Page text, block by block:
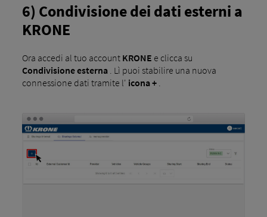
6) Condivisione dei dati esterni a
KRONE
Ora accedi al tuo account KRONE e clicca su
Condivisione esterna. Lì puoi stabilire una nuova
connessione dati tramite l' icona +.